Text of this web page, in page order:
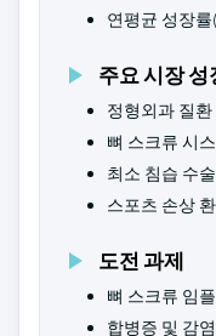
연평균 성장률
주요 시장 성
정형외과 질
뼈 스크류 시
최소 침습 수
스포츠 손상
도전 과제
뼈 스크류 임
합병증 및 감